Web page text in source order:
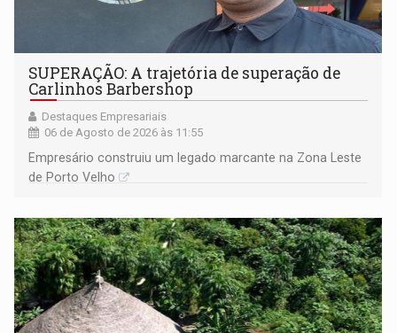
SUPERAÇÃO: A trajetória de superação de
Carlinhos Barbershop
Destaques Empresariais
06 de Agosto de 2026 às 11:55
Empresário construiu um legado marcante na Zona Leste
de Porto Velho